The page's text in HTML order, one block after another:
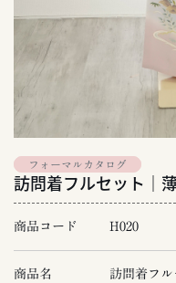
フォーマルカタログ
訪問着フルセット｜
商品コード H020
商品名 訪問着フ